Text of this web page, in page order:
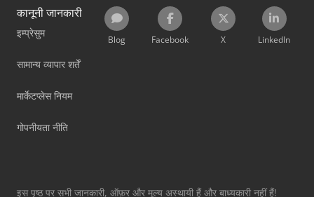
कानूनी जानकारी
इम्प्रेसुम
सामान्य व्यापार शर्तें
मार्केटप्लेस नियम
गोपनीयता नीति
Blog Facebook X LinkedIn
इस पृष्ठ पर सभी जानकारी, ऑफ़र और मूल्य अस्थायी हैं और बाध्यकारी नहीं हैं!